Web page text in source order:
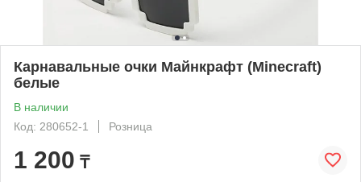
Карнавальные очки Майнкрафт (Minecraft)
белые
В наличии
Код: 280652-1
Розница
1 200 ₸